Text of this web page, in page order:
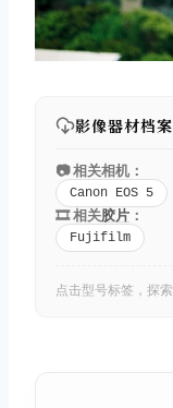
影像器材档案
📷 相关相机：
Canon EOS 5
🎞️ 相关胶片 ：
Fujifilm
点击型号标签，探